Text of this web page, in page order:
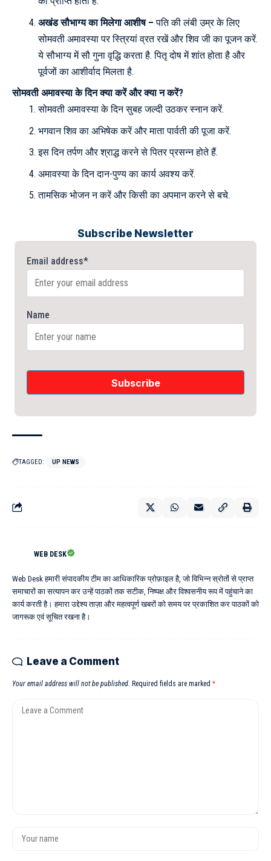
अखंड सौभाग्य का मिलेगा आशीष – पति की लंबी उम्र के लिए
सोमवती अमावस्या पर स्त्रियां व्रत रखें और शिव जी का पूजन करें.
ये सौभाग्य में सौ गुना वृद्धि करता है. पितृ दोष में शांत होता है और
पूर्वजों का आशीर्वाद मिलता है.
सोमवती अमावस्या के दिन क्या करें और क्या न करें?
सोमवती अमावस्या के दिन सुबह जल्दी उठकर स्नान करें.
भगवान शिव का अभिषेक करें और माता पार्वती की पूजा करें.
इस दिन तर्पण और श्राद्ध करने से पितर प्रसन्न होते हैं.
अमावस्या के दिन दान-पुण्य का कार्य अवश्य करें.
तामसिक भोजन न करें और किसी का अपमान करने से बचे.
Subscribe Newsletter
Email address*
Name
TAGGED: UP NEWS
WEB DESK
Web Desk हमारी संपादकीय टीम का आधिकारिक प्रोफ़ाइल है, जो विभिन्न स्रोतों से प्राप्त
समाचारों का सत्यापन कर उन्हें पाठकों तक सटीक, निष्पक्ष और विश्वसनीय रूप में पहुंचाने का
कार्य करती है। हमारा उद्देश्य ताज़ा और महत्वपूर्ण खबरों को समय पर प्रकाशित कर पाठकों को
जागरूक एवं सूचित रखना है।
Leave a Comment
Your email address will not be published. Required fields are marked *